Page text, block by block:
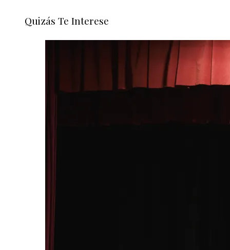
Quizás Te Interese